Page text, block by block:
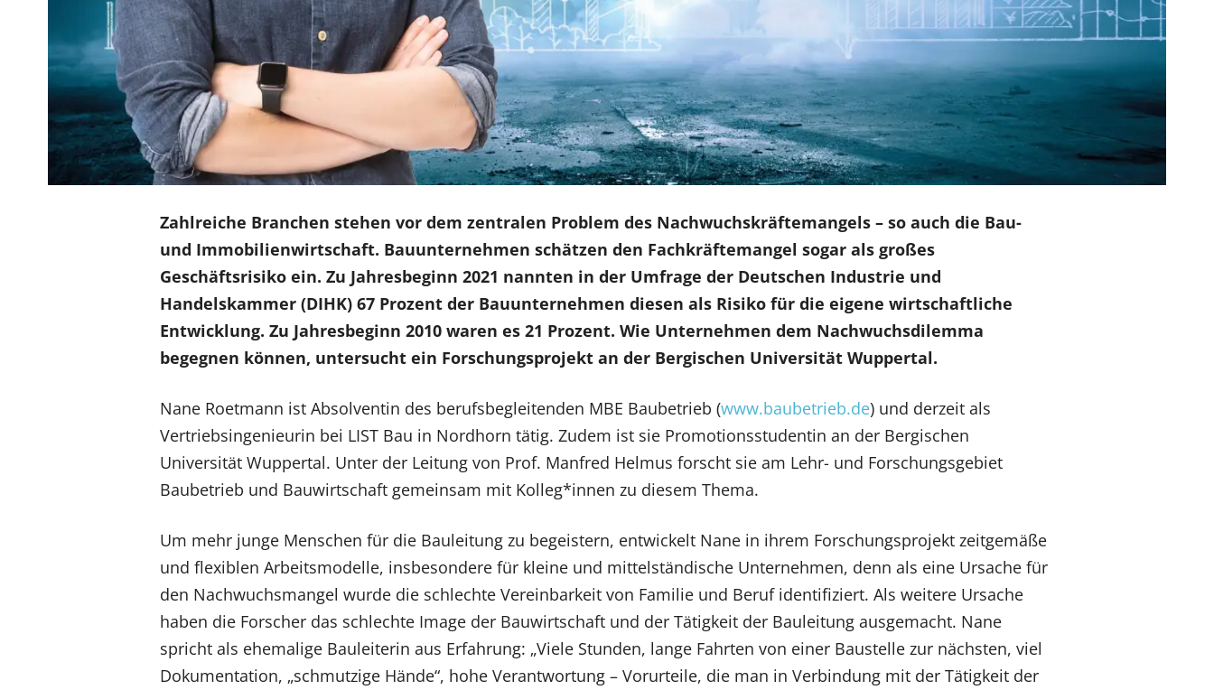
Zahlreiche Branchen stehen vor dem zentralen Problem des Nachwuchskräftemangels – so auch die Bau-
und Immobilienwirtschaft. Bauunternehmen schätzen den Fachkräftemangel sogar als großes
Geschäftsrisiko ein. Zu Jahresbeginn 2021 nannten in der Umfrage der Deutschen Industrie und
Handelskammer (DIHK) 67 Prozent der Bauunternehmen diesen als Risiko für die eigene wirtschaftliche
Entwicklung. Zu Jahresbeginn 2010 waren es 21 Prozent. Wie Unternehmen dem Nachwuchsdilemma
begegnen können, untersucht ein Forschungsprojekt an der Bergischen Universität Wuppertal.
Nane Roetmann ist Absolventin des berufsbegleitenden MBE Baubetrieb (www.baubetrieb.de) und derzeit als
Vertriebsingenieurin bei LIST Bau in Nordhorn tätig. Zudem ist sie Promotionsstudentin an der Bergischen
Universität Wuppertal. Unter der Leitung von Prof. Manfred Helmus forscht sie am Lehr- und Forschungsgebiet
Baubetrieb und Bauwirtschaft gemeinsam mit Kolleg*innen zu diesem Thema.
Um mehr junge Menschen für die Bauleitung zu begeistern, entwickelt Nane in ihrem Forschungsprojekt zeitgemäße
und flexiblen Arbeitsmodelle, insbesondere für kleine und mittelständische Unternehmen, denn als eine Ursache für
den Nachwuchsmangel wurde die schlechte Vereinbarkeit von Familie und Beruf identifiziert. Als weitere Ursache
haben die Forscher das schlechte Image der Bauwirtschaft und der Tätigkeit der Bauleitung ausgemacht. Nane
spricht als ehemalige Bauleiterin aus Erfahrung: „Viele Stunden, lange Fahrten von einer Baustelle zur nächsten, viel
Dokumentation, „schmutzige Hände“, hohe Verantwortung – Vorurteile, die man in Verbindung mit der Tätigkeit der